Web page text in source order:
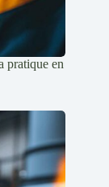
pratique en